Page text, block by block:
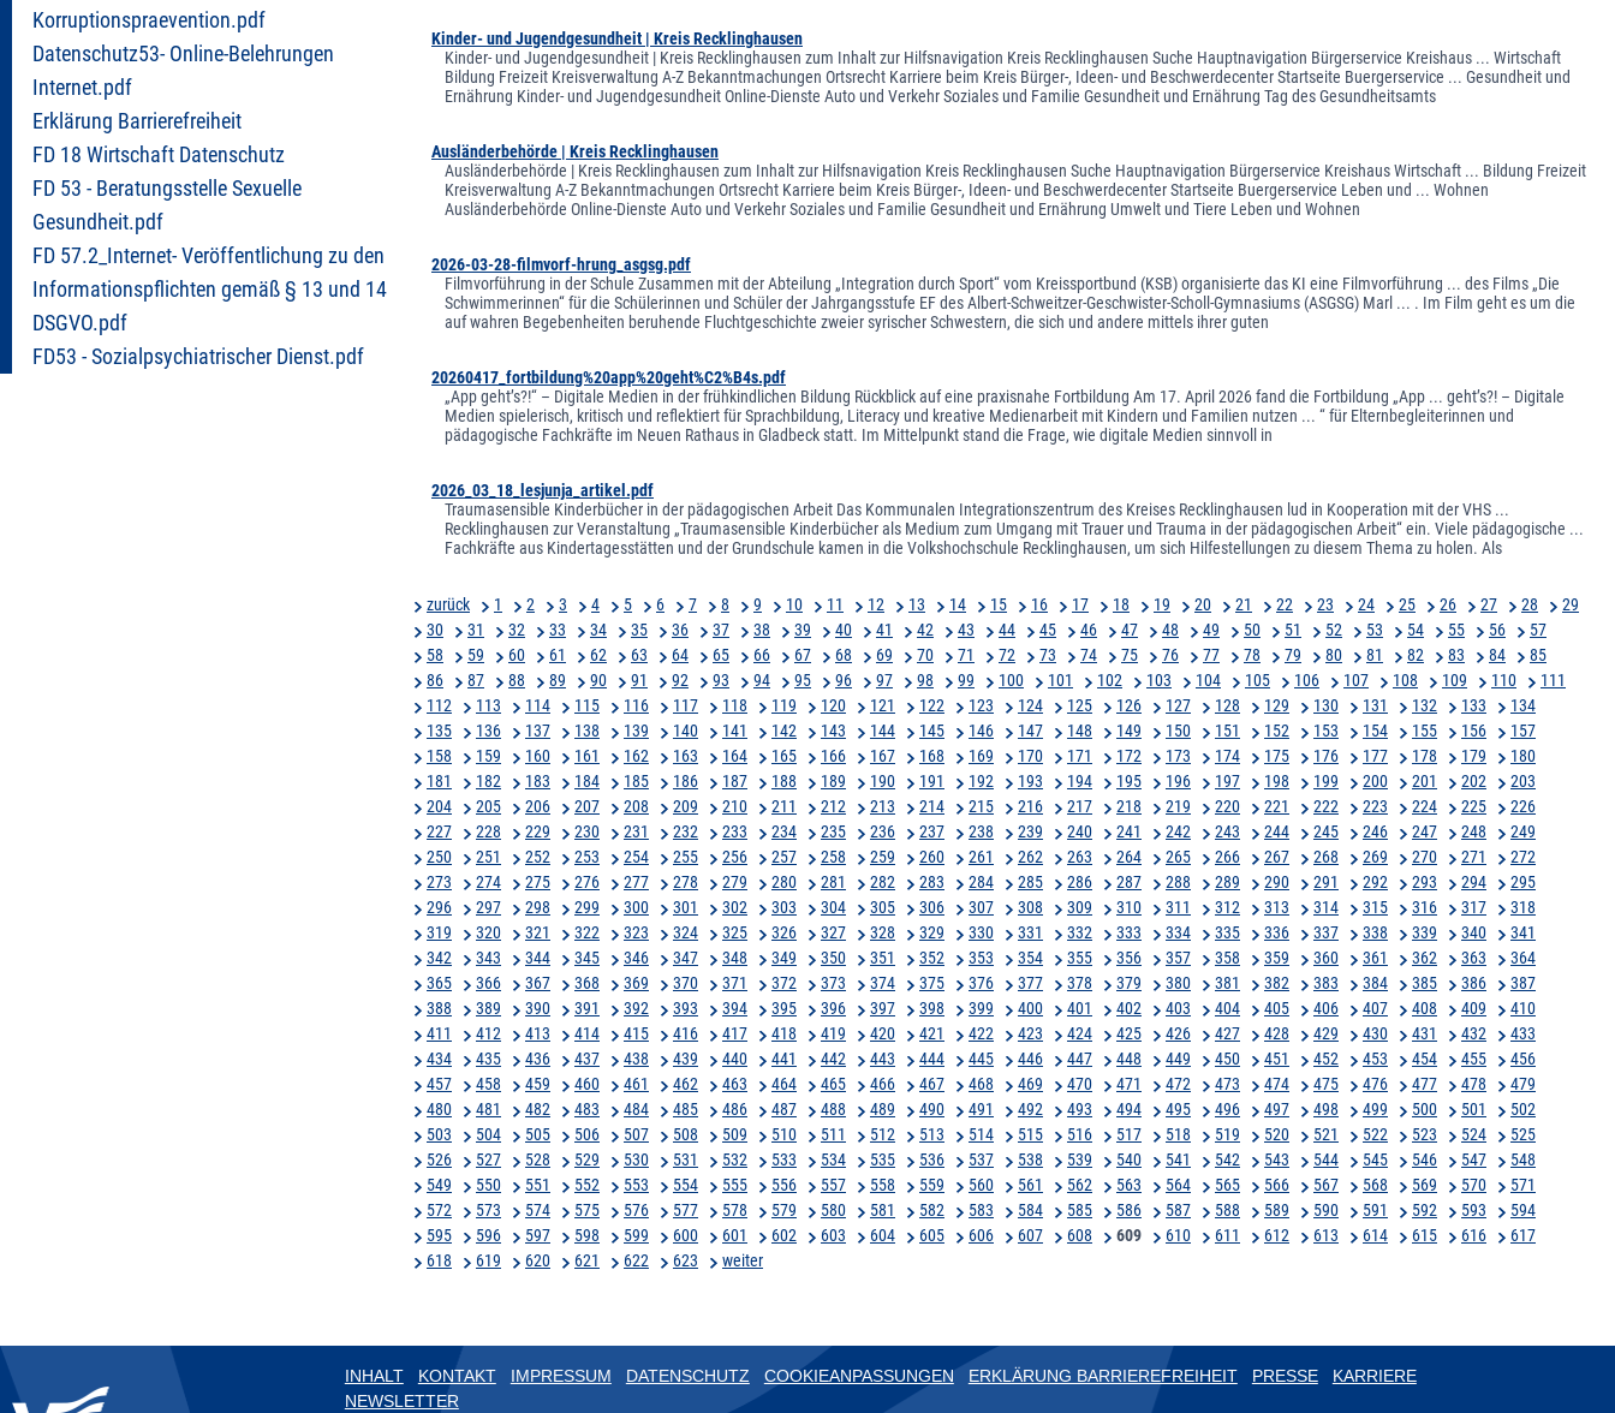
Korruptionspraevention.pdf
Datenschutz53- Online-Belehrungen
Internet.pdf
Erklärung Barrierefreiheit
FD 18 Wirtschaft Datenschutz
FD 53 - Beratungsstelle Sexuelle
Gesundheit.pdf
FD 57.2_Internet- Veröffentlichung zu den
Informationspflichten gemäß § 13 und 14
DSGVO.pdf
FD53 - Sozialpsychiatrischer Dienst.pdf
Kinder- und Jugendgesundheit | Kreis Recklinghausen
Kinder- und Jugendgesundheit | Kreis Recklinghausen zum Inhalt zur Hilfsnavigation Kreis Recklinghausen Suche Hauptnavigation Bürgerservice Kreishaus ... Wirtschaft
Bildung Freizeit Kreisverwaltung A-Z Bekanntmachungen Ortsrecht Karriere beim Kreis Bürger-, Ideen- und Beschwerdecenter Startseite Buergerservice ... Gesundheit und
Ernährung Kinder- und Jugendgesundheit Online-Dienste Auto und Verkehr Soziales und Familie Gesundheit und Ernährung Tag des Gesundheitsamts
Ausländerbehörde | Kreis Recklinghausen
Ausländerbehörde | Kreis Recklinghausen zum Inhalt zur Hilfsnavigation Kreis Recklinghausen Suche Hauptnavigation Bürgerservice Kreishaus Wirtschaft ... Bildung Freizeit
Kreisverwaltung A-Z Bekanntmachungen Ortsrecht Karriere beim Kreis Bürger-, Ideen- und Beschwerdecenter Startseite Buergerservice Leben und ... Wohnen
Ausländerbehörde Online-Dienste Auto und Verkehr Soziales und Familie Gesundheit und Ernährung Umwelt und Tiere Leben und Wohnen
2026-03-28-filmvorf-hrung_asgsg.pdf
Filmvorführung in der Schule Zusammen mit der Abteilung „Integration durch Sport“ vom Kreissportbund (KSB) organisierte das KI eine Filmvorführung ... des Films „Die
Schwimmerinnen“ für die Schülerinnen und Schüler der Jahrgangsstufe EF des Albert-Schweitzer-Geschwister-Scholl-Gymnasiums (ASGSG) Marl ... . Im Film geht es um die
auf wahren Begebenheiten beruhende Fluchtgeschichte zweier syrischer Schwestern, die sich und andere mittels ihrer guten
20260417_fortbildung%20app%20geht%C2%B4s.pdf
„App geht’s?!“ – Digitale Medien in der frühkindlichen Bildung Rückblick auf eine praxisnahe Fortbildung Am 17. April 2026 fand die Fortbildung „App ... geht’s?! – Digitale
Medien spielerisch, kritisch und reflektiert für Sprachbildung, Literacy und kreative Medienarbeit mit Kindern und Familien nutzen ... “ für Elternbegleiterinnen und
pädagogische Fachkräfte im Neuen Rathaus in Gladbeck statt. Im Mittelpunkt stand die Frage, wie digitale Medien sinnvoll in
2026_03_18_lesjunja_artikel.pdf
Traumasensible Kinderbücher in der pädagogischen Arbeit Das Kommunalen Integrationszentrum des Kreises Recklinghausen lud in Kooperation mit der VHS ...
Recklinghausen zur Veranstaltung „Traumasensible Kinderbücher als Medium zum Umgang mit Trauer und Trauma in der pädagogischen Arbeit“ ein. Viele pädagogische ...
Fachkräfte aus Kindertagesstätten und der Grundschule kamen in die Volkshochschule Recklinghausen, um sich Hilfestellungen zu diesem Thema zu holen. Als
zurück 1 2 3 4 5 6 7 8 9 10 11 12 13 14 15 16 17 18 19 20 21 22 23 24 25 26 27 28
29
30
31 32 33 34 35 36 37 38 39 40 41 42 43 44 45 46 47 48 49 50 51 52 53 54 55 56
57
58
59 60 61 62 63 64 65 66 67 68 69 70 71 72 73 74 75 76 77 78 79 80 81 82 83 84
85
86
87 88 89 90 91 92 93 94 95 96 97 98 99 100 101 102 103 104 105 106 107 108 109 110
111
112
113 114 115 116 117 118 119 120 121 122 123 124 125 126 127 128 129 130 131 132 133
134
135
136 137 138 139 140 141 142 143 144 145 146 147 148 149 150 151 152 153 154 155 156
157
158
159 160 161 162 163 164 165 166 167 168 169 170 171 172 173 174 175 176 177 178 179
180
181
182 183 184 185 186 187 188 189 190 191 192 193 194 195 196 197 198 199 200 201 202
203
204
205 206 207 208 209 210 211 212 213 214 215 216 217 218 219 220 221 222 223 224 225
226
227
228 229 230 231 232 233 234 235 236 237 238 239 240 241 242 243 244 245 246 247 248
249
250
251 252 253 254 255 256 257 258 259 260 261 262 263 264 265 266 267 268 269 270 271
272
273
274 275 276 277 278 279 280 281 282 283 284 285 286 287 288 289 290 291 292 293 294
295
296
297 298 299 300 301 302 303 304 305 306 307 308 309 310 311 312 313 314 315 316 317
318
319
320 321 322 323 324 325 326 327 328 329 330 331 332 333 334 335 336 337 338 339 340
341
342
343 344 345 346 347 348 349 350 351 352 353 354 355 356 357 358 359 360 361 362 363
364
365
366 367 368 369 370 371 372 373 374 375 376 377 378 379 380 381 382 383 384 385 386
387
388
389 390 391 392 393 394 395 396 397 398 399 400 401 402 403 404 405 406 407 408 409
410
411
412 413 414 415 416 417 418 419 420 421 422 423 424 425 426 427 428 429 430 431 432
433
434
435 436 437 438 439 440 441 442 443 444 445 446 447 448 449 450 451 452 453 454 455
456
457
458 459 460 461 462 463 464 465 466 467 468 469 470 471 472 473 474 475 476 477 478
479
480
481 482 483 484 485 486 487 488 489 490 491 492 493 494 495 496 497 498 499 500 501
502
503
504 505 506 507 508 509 510 511 512 513 514 515 516 517 518 519 520 521 522 523 524
525
526
527 528 529 530 531 532 533 534 535 536 537 538 539 540 541 542 543 544 545 546 547
548
549
550 551 552 553 554 555 556 557 558 559 560 561 562 563 564 565 566 567 568 569 570
571
572
573 574 575 576 577 578 579 580 581 582 583 584 585 586 587 588 589 590 591 592 593
594
595
596 597 598 599 600 601 602 603 604 605 606 607 608 609 610 611 612 613 614 615 616
617
618
619 620 621 622 623 weiter
INHALT KONTAKT IMPRESSUM DATENSCHUTZ COOKIEANPASSUNGEN ERKLÄRUNG BARRIEREFREIHEIT PRESSE
KARRIERE
NEWSLETTER